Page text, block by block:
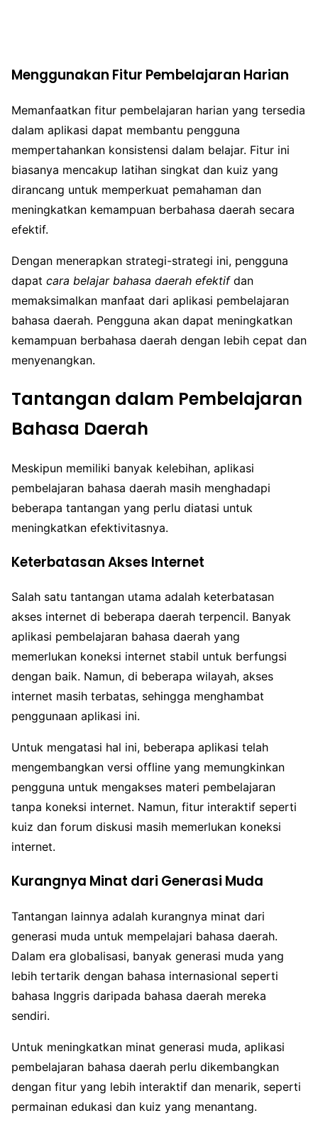
Menggunakan Fitur Pembelajaran Harian
Memanfaatkan fitur pembelajaran harian yang tersedia
dalam aplikasi dapat membantu pengguna
mempertahankan konsistensi dalam belajar. Fitur ini
biasanya mencakup latihan singkat dan kuiz yang
dirancang untuk memperkuat pemahaman dan
meningkatkan kemampuan berbahasa daerah secara
efektif.
Dengan menerapkan strategi-strategi ini, pengguna
dapat cara belajar bahasa daerah efektifdan
memaksimalkan manfaat dari aplikasi pembelajaran
bahasa daerah. Pengguna akan dapat meningkatkan
kemampuan berbahasa daerah dengan lebih cepat dan
menyenangkan.
Tantangan dalam Pembelajaran
Bahasa Daerah
Meskipun memiliki banyak kelebihan, aplikasi
pembelajaran bahasa daerah masih menghadapi
beberapa tantangan yang perlu diatasi untuk
meningkatkan efektivitasnya.
Keterbatasan Akses Internet
Salah satu tantangan utama adalah keterbatasan
akses internet di beberapa daerah terpencil. Banyak
aplikasi pembelajaran bahasa daerah yang
memerlukan koneksi internet stabil untuk berfungsi
dengan baik. Namun, di beberapa wilayah, akses
internet masih terbatas, sehingga menghambat
penggunaan aplikasi ini.
Untuk mengatasi hal ini, beberapa aplikasi telah
mengembangkan versi offline yang memungkinkan
pengguna untuk mengakses materi pembelajaran
tanpa koneksi internet. Namun, fitur interaktif seperti
kuiz dan forum diskusi masih memerlukan koneksi
internet.
Kurangnya Minat dari Generasi Muda
Tantangan lainnya adalah kurangnya minat dari
generasi muda untuk mempelajari bahasa daerah.
Dalam era globalisasi, banyak generasi muda yang
lebih tertarik dengan bahasa internasional seperti
bahasa Inggris daripada bahasa daerah mereka
sendiri.
Untuk meningkatkan minat generasi muda, aplikasi
pembelajaran bahasa daerah perlu dikembangkan
dengan fitur yang lebih interaktif dan menarik, seperti
permainan edukasi dan kuiz yang menantang.